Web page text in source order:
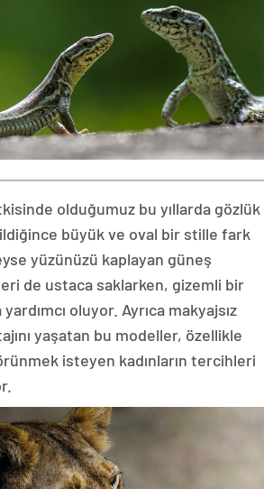
olduğumuz bu yıllarda gözlük
büyük ve oval bir stille fark
yüzünüzü kaplayan güneş
de ustaca saklarken, gizemli bir
oluyor. Ayrıca makyajsız
yaşatan bu modeller, özellikle
isteyen kadınların tercihleri